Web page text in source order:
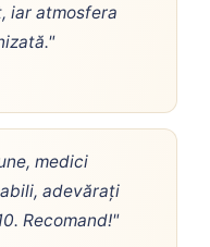
iar atmosfera
medici
adevărați
Recomand!"